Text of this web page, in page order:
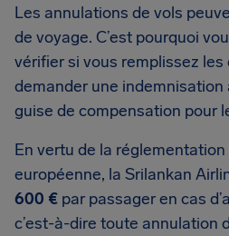
Les annulations de vols
de voyage. C’est pourquoi
vérifier si vous remplissez
demander une indemnisation
guise de compensation pour
En vertu de la
européenne, la Srilankan
600 € par passager en cas
c’est-à-dire toute annulation